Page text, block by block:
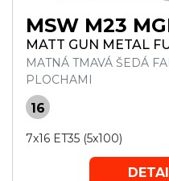
MSW M23
MATT GUN METAL
MATNÁ TMAVÁ ŠEDÁ
PLOCHAMI
16
7x16 ET35 (5x100)